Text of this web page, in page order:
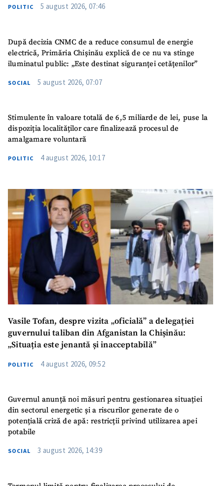
POLITIC 5 august 2026, 07:46
După decizia CNMC de a reduce consumul de energie
electrică, Primăria Chișinău explică de ce nu va stinge
iluminatul public: „Este destinat siguranței cetățenilor”
SOCIAL 5 august 2026, 07:07
Stimulente în valoare totală de 6,5 miliarde de lei, puse la
dispoziția localităților care finalizează procesul de
amalgamare voluntară
POLITIC 4 august 2026, 10:17
Vasile Tofan, despre vizita „oficială” a delegației
guvernului taliban din Afganistan la Chișinău:
„Situația este jenantă și inacceptabilă”
POLITIC 4 august 2026, 09:52
Guvernul anunță noi măsuri pentru gestionarea situației
din sectorul energetic și a riscurilor generate de o
potențială criză de apă: restricții privind utilizarea apei
potabile
SOCIAL 3 august 2026, 14:39